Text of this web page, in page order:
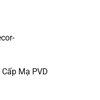
Mạ PVD